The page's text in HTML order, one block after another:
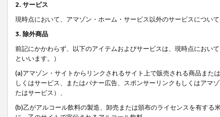
2. サービス
現時点において、アマゾン・ホーム・サービス以外のサービスについ
3. 除外商品
前記にかかわらず、以下のアイテムおよびサービスは、現時点におい
といいます。）
(a)アマゾン・サイトからリンクされるサイト上で販売される商品ま
しくはサービス、またはバナー広告、スポンサーリンクもしくはアマ
たはサービス）、
(b)乙がアルコール飲料の製造、卸売または頒布のライセンスを有す